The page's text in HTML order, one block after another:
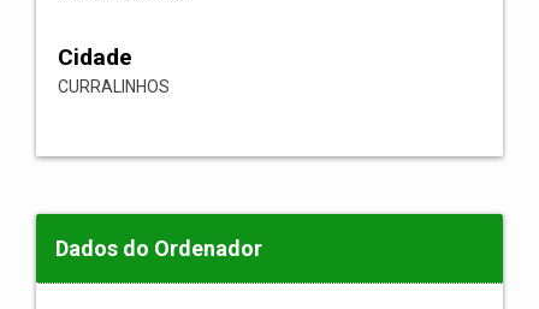
Cidade
CURRALINHOS
Dados do Ordenador